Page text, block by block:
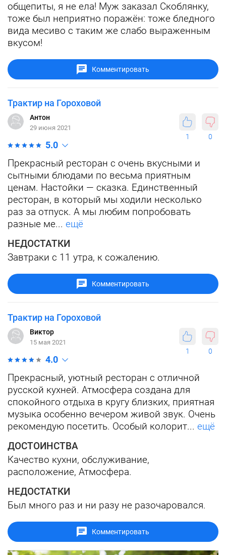
общепиты, я не ела! Муж заказал Скоблянку,
тоже был неприятно поражён: тоже бледного
вида месиво с таким же слабо выраженным
вкусом!
Комментировать
Трактир на Гороховой
1 0
Антон
29 июня 2021
5.0
Прекрасный ресторан с очень вкусными и
сытными блюдами по весьма приятным
ценам. Настойки — сказка. Единственный
ресторан, в который мы ходили несколько
раз за отпуск. А мы любим попробовать
разные ме... ещё
НЕДОСТАТКИ
Завтраки с 11 утра, к сожалению.
Комментировать
Трактир на Гороховой
1 0
Виктор
15 мая 2021
4.0
Прекрасный, уютный ресторан с отличной
русской кухней. Атмосфера создана для
спокойного отдыха в кругу близких, приятная
музыка особенно вечером живой звук. Очень
рекомендую посетить. Особый колорит... ещё
ДОСТОИНСТВА
Качество кухни, обслуживание,
расположение, Атмосфера.
НЕДОСТАТКИ
Был много раз и ни разу не разочаровался.
Комментировать